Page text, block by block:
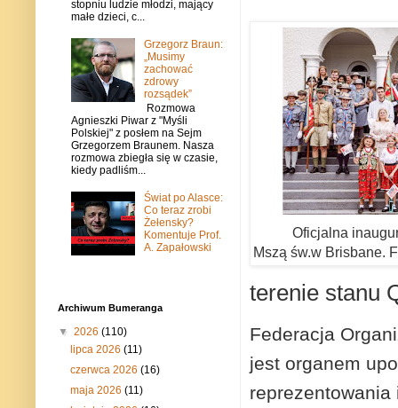
Oficjalna
Mszą św.w Brisbane.
terenie stanu
Federacja
jest organem
stopniu ludzie młodzi, mający
małe dzieci, c...
Grzegorz Braun:
„Musimy
zachować
zdrowy
rozsądek”
Rozmowa
Agnieszki Piwar z "Myśli
Polskiej" z posłem na Sejm
Grzegorzem Braunem. Nasza
rozmowa zbiegła się w czasie,
kiedy padliśm...
Świat po Alasce:
Co teraz zrobi
Żełensky?
Komentuje Prof.
A. Zapałowski
Archiwum Bumeranga
▼ 2026 (110)
lipca 2026(11)
czerwca 2026(16)
maja 2026(11)